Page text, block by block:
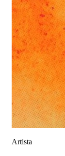
Artista